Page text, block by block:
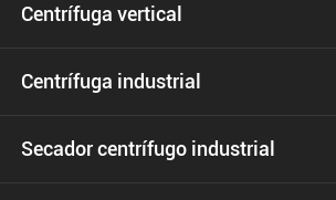
Centrífuga vertical
Centrífuga industrial
Secador centrífugo industrial